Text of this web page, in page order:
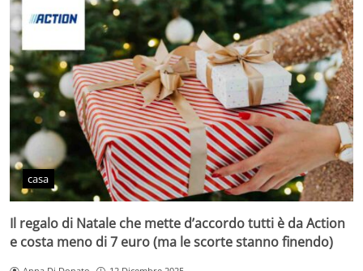
casa
Il regalo di Natale che mette d’accordo tutti è da Action
e costa meno di 7 euro (ma le scorte stanno finendo)